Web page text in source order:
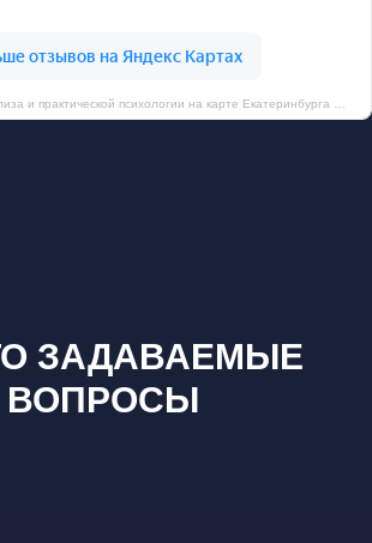
Высшая школа психоанализа и практической психологии на карте Екатеринбурга — Яндекс Карты
ЗАДАВАЕМЫЕ
ВОПРОСЫ